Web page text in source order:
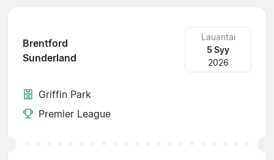
Brentford
Sunderland
Lauantai
5 Syy
2026
Griffin Park
Premier League